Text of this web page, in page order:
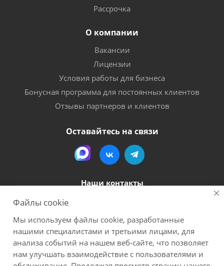
Рассрочка
О компании
Вакансии
Лицензии
Условия работы для бизнеса
Бонусная программа для постоянных клиентов
Отзывы партнеров и клиентов
Оставайтесь на связи
Наши контакты
megapack-secr@inbox.ru
2026 Мегапак
Все материалы данного сайта являются объектами авторского права (в
Файлы cookie
Мы используем файлы cookie, разработанные
нашими специалистами и третьими лицами, для
анализа событий на нашем веб-сайте, что позволяет
нам улучшать взаимодействие с пользователями и